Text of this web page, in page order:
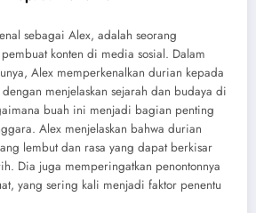
sebagai Alex, adalah seorang
konten di media sosial. Dalam
Alex memperkenalkan durian kepada
menjelaskan sejarah dan budaya di
buah ini menjadi bagian penting
Alex menjelaskan bahwa durian
lembut dan rasa yang dapat berkisar
Dia juga memperingatkan penontonnya
yang sering kali menjadi faktor penentu